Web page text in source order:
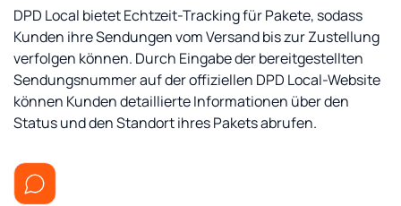
DPD Local bietet Echtzeit-Tracking für Pakete, sodass
Kunden ihre Sendungen vom Versand bis zur Zustellung
verfolgen können. Durch Eingabe der bereitgestellten
Sendungsnummer auf der offiziellen DPD Local-Website
können Kunden detaillierte Informationen über den
Status und den Standort ihres Pakets abrufen.